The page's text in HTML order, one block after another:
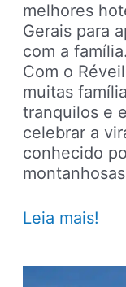
melhores
Gerais para
com a
Com o
muitas
tranquilos e
celebrar a
conhecido
Réveillon
Leia mais!